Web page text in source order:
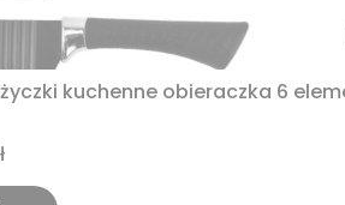
kuchenne obieraczka 6